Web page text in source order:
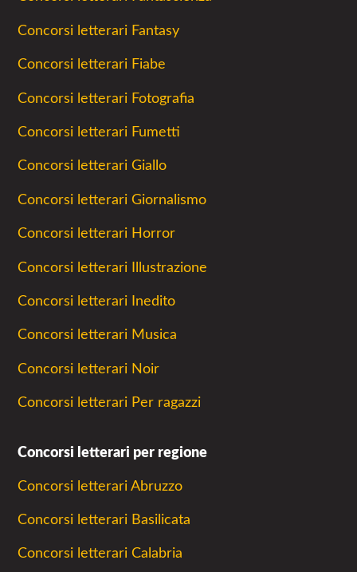
Concorsi letterari Fantasy
Concorsi letterari Fiabe
Concorsi letterari Fotografia
Concorsi letterari Fumetti
Concorsi letterari Giallo
Concorsi letterari Giornalismo
Concorsi letterari Horror
Concorsi letterari Illustrazione
Concorsi letterari Inedito
Concorsi letterari Musica
Concorsi letterari Noir
Concorsi letterari Per ragazzi
Concorsi letterari per regione
Concorsi letterari Abruzzo
Concorsi letterari Basilicata
Concorsi letterari Calabria